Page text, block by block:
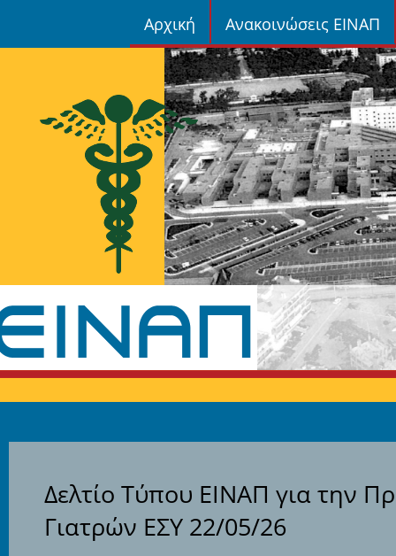
Αρχική Ανακοινώσεις ΕΙΝΑΠ
Δελτίο Τύπου ΕΙΝΑΠ για την
Γιατρών ΕΣΥ 22/05/26